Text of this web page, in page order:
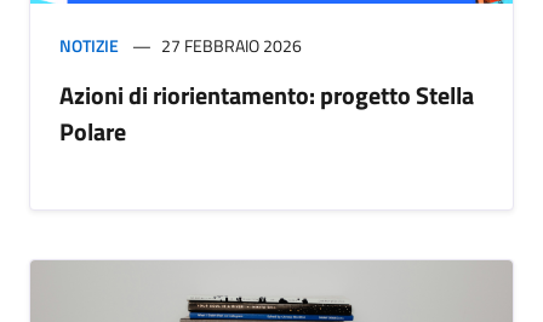
NOTIZIE 27 FEBBRAIO 2026
Azioni di riorientamento: progetto Stella
Polare